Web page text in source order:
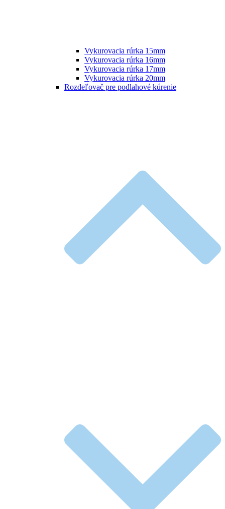
Vykurovacia rúrka 15mm
Vykurovacia rúrka 16mm
Vykurovacia rúrka 17mm
Vykurovacia rúrka 20mm
Rozdeľovač pre podlahové kúrenie